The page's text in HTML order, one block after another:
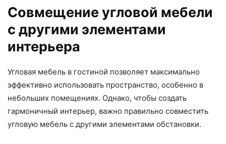
Совмещение угловой мебели
с другими элементами
интерьера
Угловая мебель в гостиной позволяет максимально
эффективно использовать пространство, особенно в
небольших помещениях. Однако, чтобы создать
гармоничный интерьер, важно правильно совместить
угловую мебель с другими элементами обстановки.